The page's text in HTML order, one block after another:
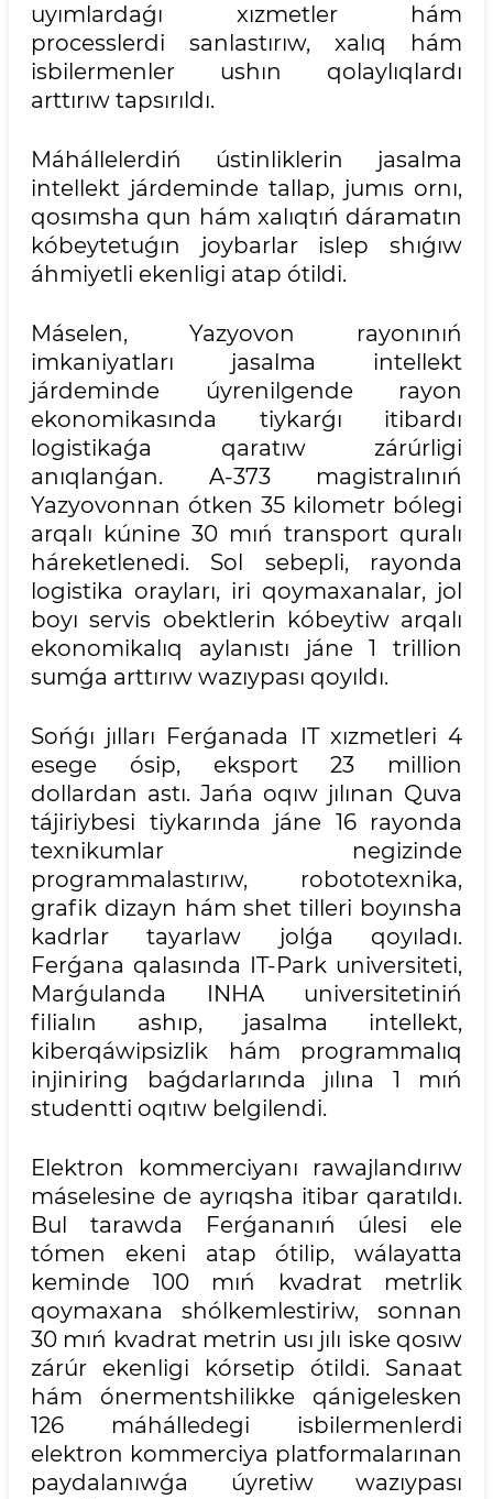
uyımlardaǵı xızmetler hám
processlerdi sanlastırıw, xalıq hám
isbilermenler ushın qolaylıqlardı
arttırıw tapsırıldı.
Máhállelerdiń ústinliklerin jasalma
intellekt járdeminde tallap, jumıs ornı,
qosımsha qun hám xalıqtıń dáramatın
kóbeytetuǵın joybarlar islep shıǵıw
áhmiyetli ekenligi atap ótildi.
Máselen, Yazyovon rayonınıń
imkaniyatları jasalma intellekt
járdeminde úyrenilgende rayon
ekonomikasında tiykarǵı itibardı
logistikaǵa qaratıw zárúrligi
anıqlanǵan. A-373 magistralınıń
Yazyovonnan ótken 35 kilometr bólegi
arqalı kúnine 30 mıń transport quralı
háreketlenedi. Sol sebepli, rayonda
logistika orayları, iri qoymaxanalar, jol
boyı servis obektlerin kóbeytiw arqalı
ekonomikalıq aylanıstı jáne 1 trillion
sumǵa arttırıw wazıypası qoyıldı.
Sońǵı jılları Ferǵanada IT xızmetleri 4
esege ósip, eksport 23 million
dollardan astı. Jańa oqıw jılınan Quva
tájiriybesi tiykarında jáne 16 rayonda
texnikumlar negizinde
programmalastırıw, robototexnika,
grafik dizayn hám shet tilleri boyınsha
kadrlar tayarlaw jolǵa qoyıladı.
Ferǵana qalasında IT-Park universiteti,
Marǵulanda INHA universitetiniń
filialın ashıp, jasalma intellekt,
kiberqáwipsizlik hám programmalıq
injiniring baǵdarlarında jılına 1 mıń
studentti oqıtıw belgilendi.
Elektron kommerciyanı rawajlandırıw
máselesine de ayrıqsha itibar qaratıldı.
Bul tarawda Ferǵananıń úlesi ele
tómen ekeni atap ótilip, wálayatta
keminde 100 mıń kvadrat metrlik
qoymaxana shólkemlestiriw, sonnan
30 mıń kvadrat metrin usı jılı iske qosıw
zárúr ekenligi kórsetip ótildi. Sanaat
hám ónermentshilikke qánigelesken
126 máhálledegi isbilermenlerdi
elektron kommerciya platformalarınan
paydalanıwǵa úyretiw wazıypası